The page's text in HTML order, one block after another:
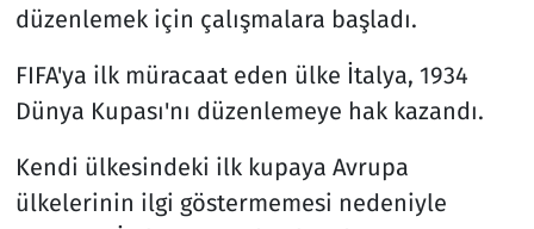
düzenlemek için çalışmalara başladı.
FIFA'ya ilk müracaat eden ülke İtalya, 1934
Dünya Kupası'nı düzenlemeye hak kazandı.
Kendi ülkesindeki ilk kupaya Avrupa
ülkelerinin ilgi göstermemesi nedeniyle